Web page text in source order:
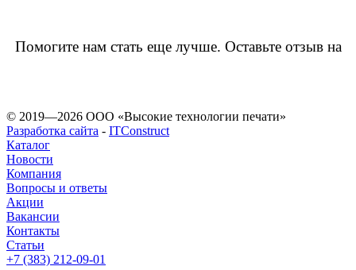
Помогите нам стать еще лучше. Оставьте отзыв на
© 2019—2026 ООО «Высокие технологии печати»
Разработка сайта - ITConstruct
Каталог
Новости
Компания
Вопросы и ответы
Акции
Вакансии
Контакты
Статьи
+7 (383) 212-09-01